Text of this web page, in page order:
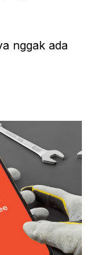
nggak ada